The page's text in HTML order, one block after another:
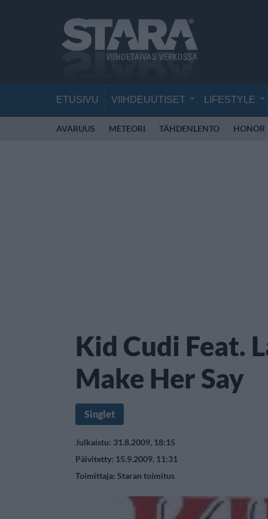
ETUSIVU VIIHDEUUTISET LIFESTYLE
AVARUUS METEORI TÄHDENLENTO HONOR
Kid Cudi Feat.
Make Her Say
Singlet
Julkaistu: 31.8.2009, 18:15
Päivitetty: 15.9.2009, 11:31
Toimittaja: Staran toimitus